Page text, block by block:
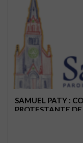
SAMUEL PATY :
PROTESTANTE